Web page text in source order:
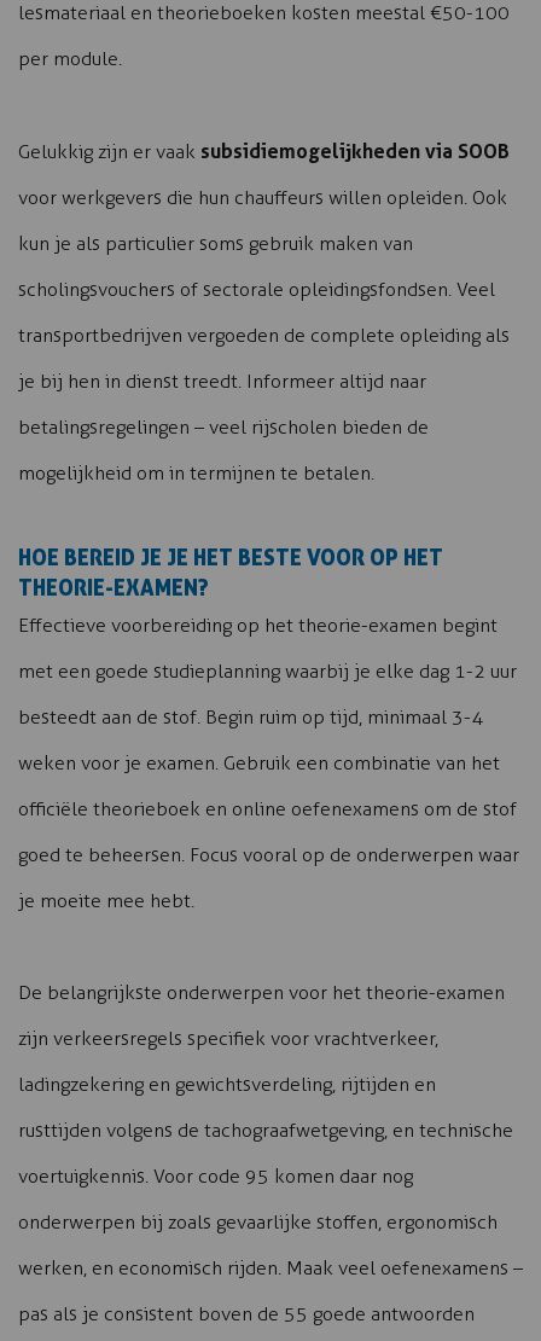
lesmateriaal en theorieboeken kosten meestal €50-100
per module.
Gelukkig zijn er vaak subsidiemogelijkheden via SOOB
voor werkgevers die hun chauffeurs willen opleiden. Ook
kun je als particulier soms gebruik maken van
scholingsvouchers of sectorale opleidingsfondsen. Veel
transportbedrijven vergoeden de complete opleiding als
je bij hen in dienst treedt. Informeer altijd naar
betalingsregelingen – veel rijscholen bieden de
mogelijkheid om in termijnen te betalen.
HOE BEREID JE JE HET BESTE VOOR OP HET
THEORIE-EXAMEN?
Effectieve voorbereiding op het theorie-examen begint
met een goede studieplanning waarbij je elke dag 1-2 uur
besteedt aan de stof. Begin ruim op tijd, minimaal 3-4
weken voor je examen. Gebruik een combinatie van het
officiële theorieboek en online oefenexamens om de stof
goed te beheersen. Focus vooral op de onderwerpen waar
je moeite mee hebt.
De belangrijkste onderwerpen voor het theorie-examen
zijn verkeersregels specifiek voor vrachtverkeer,
ladingzekering en gewichtsverdeling, rijtijden en
rusttijden volgens de tachograafwetgeving, en technische
voertuigkennis. Voor code 95 komen daar nog
onderwerpen bij zoals gevaarlijke stoffen, ergonomisch
werken, en economisch rijden. Maak veel oefenexamens –
pas als je consistent boven de 55 goede antwoorden